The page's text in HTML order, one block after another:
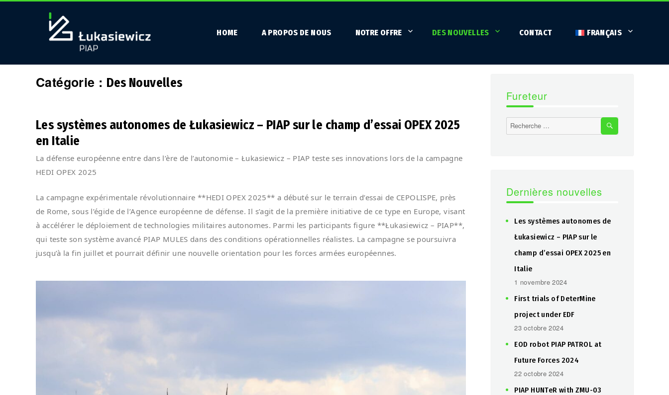
HOME A PROPOS DE NOUS NOTRE OFFRE DES NOUVELLES CONTACT FRANÇAIS
Catégorie : Des Nouvelles
Les systèmes autonomes de Łukasiewicz – PIAP sur le champ d’essai OPEX 2025
en Italie
La défense européenne entre dans l’ère de l’autonomie – Łukasiewicz – PIAP teste ses innovations lors de la campagne
HEDI OPEX 2025
La campagne expérimentale révolutionnaire **HEDI OPEX 2025** a débuté sur le terrain d’essai de CEPOLISPE, près
de Rome, sous l’égide de l’Agence européenne de défense. Il s’agit de la première initiative de ce type en Europe, visant
à accélérer le déploiement de technologies militaires autonomes. Parmi les participants figure **Łukasiewicz – PIAP**,
qui teste son système avancé PIAP MULES dans des conditions opérationnelles réalistes. La campagne se poursuivra
jusqu’à la fin juillet et pourrait définir une nouvelle orientation pour les forces armées européennes.
Fureteur
Search
for:
SEARCH
Dernières nouvelles
Les systèmes autonomes de
Łukasiewicz – PIAP sur le
champ d’essai OPEX 2025 en
Italie
1 novembre 2024
First trials of DeterMine
project under EDF
23 octobre 2024
EOD robot PIAP PATROL at
Future Forces 2024
22 octobre 2024
PIAP HUNTeR with ZMU-03